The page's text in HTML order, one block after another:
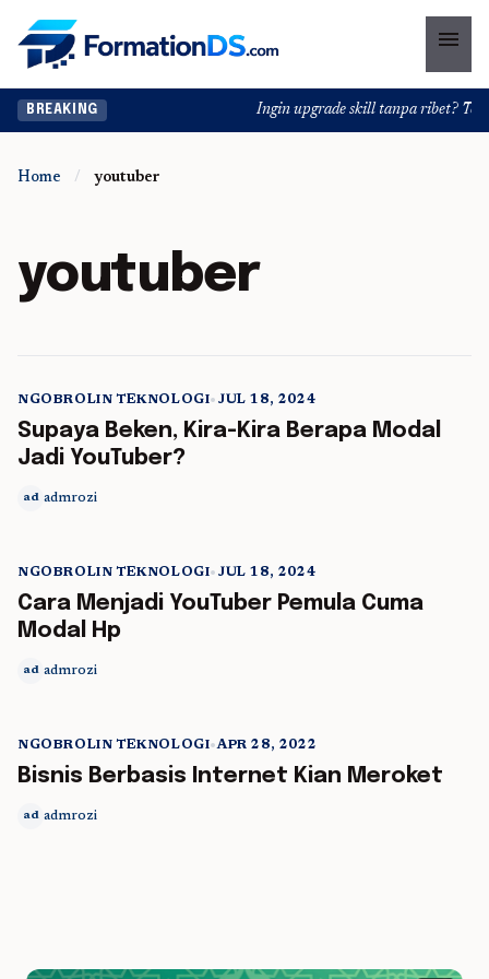
menu
BREAKING Ingin upgrade skill tanpa ribet?
Home / youtuber
youtuber
5 min read
NGOBROLIN TEKNOLOGI• JUL 18, 2024
Supaya Beken, Kira-Kira Berapa Modal
Jadi YouTuber?
ad admrozi
5 min read
NGOBROLIN TEKNOLOGI• JUL 18, 2024
Cara Menjadi YouTuber Pemula Cuma
Modal Hp
ad admrozi
5 min read
NGOBROLIN TEKNOLOGI•APR 28, 2022
Bisnis Berbasis Internet Kian Meroket
ad admrozi